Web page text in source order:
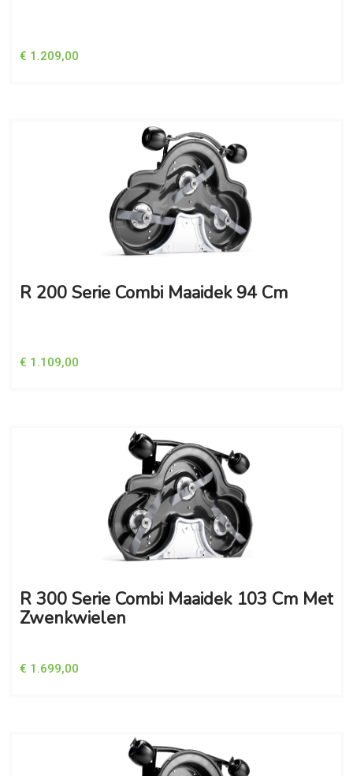
€ 1.209,00
R 200 Serie Combi Maaidek 94 Cm
€ 1.109,00
R 300 Serie Combi Maaidek 103 Cm Met
Zwenkwielen
€ 1.699,00